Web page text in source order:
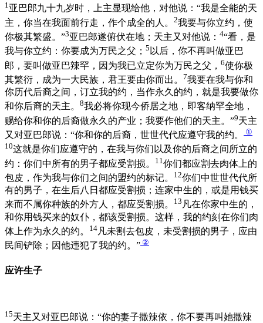
1亚巴郎九十九岁时，上主显现给他，对他说：“我是全能的天
主，你当在我面前行走，作个成全的人。 2我要与你立约，使
你极其繁盛。”3亚巴郎遂俯伏在地；天主又对他说： 4“看，是
我与你立约：你要成为万民之父； 5以后，你不再叫做亚巴
郎，要叫做亚巴辣罕，因为我已立定你为万民之父， 6使你极
其繁衍，成为一大民族，君王要由你而出。 7我要在我与你和
你历代后裔之间，订立我的约，当作永久的约，就是我要做你
和你后裔的天主。 8我必将你现今侨居之地，即客纳罕全地，
赐给你和你的后裔做永久的产业；我要作他们的天主。”9天主
又对亚巴郎说：“你和你的后裔，世世代代应遵守我的约。
①
10这就是你们应遵守的，在我与你们以及你的后裔之间所立的
约：你们中所有的男子都应受割损。
11 你们都应割去肉体上的
包皮，作为我与你们之间的盟约的标记。
12你们中世世代代所
有的男子，在生后八日都应受割损；连家中生的，或是用钱买
来而不属你种族的外方人，都应受割损。
13 凡在你家中生的，
和你用钱买来的奴仆，都该受割损。这样，我的约刻在你们肉
体上作为永久的约。
14 凡未割去包皮，未受割损的男子，应由
民间铲除；因他违犯了我的约。” ②
应许生子
15天主又对亚巴郎说：“你的妻子撒辣依，你不要再叫她撒辣